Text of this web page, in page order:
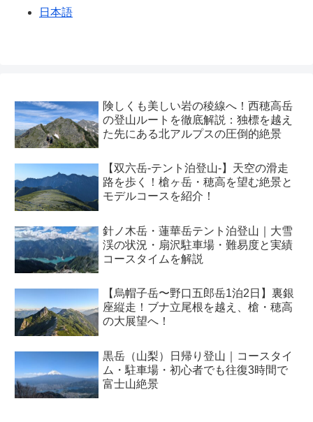
日本語
険しくも美しい岩の稜線へ！西穂高岳
の登山ルートを徹底解説：独標を越え
た先にある北アルプスの圧倒的絶景
【双六岳-テント泊登山-】天空の滑走
路を歩く！槍ヶ岳・穂高を望む絶景と
モデルコースを紹介！
針ノ木岳・蓮華岳テント泊登山｜大雪
渓の状況・扇沢駐車場・難易度と実績
コースタイムを解説
【烏帽子岳〜野口五郎岳1泊2日】裏銀
座縦走！ブナ立尾根を越え、槍・穂高
の大展望へ！
黒岳（山梨）日帰り登山｜コースタイ
ム・駐車場・初心者でも往復3時間で
富士山絶景